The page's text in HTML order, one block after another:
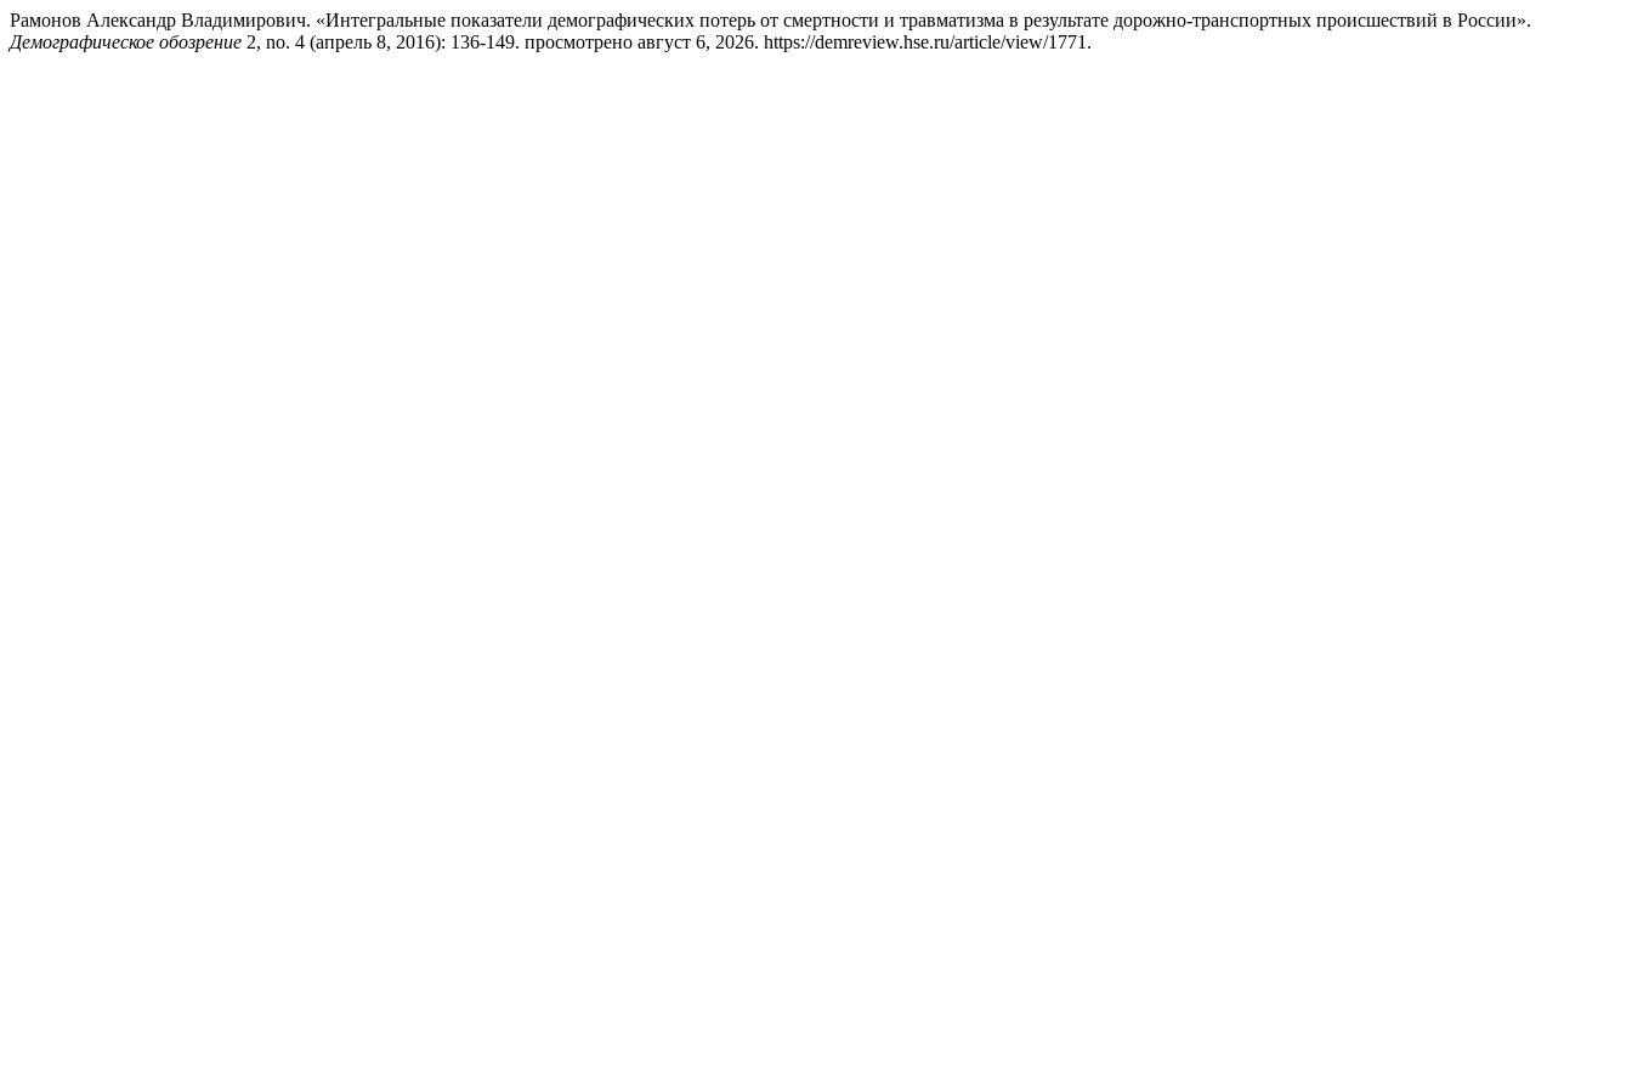
Рамонов Александр Владимирович. «Интегральные показатели демографических потерь от смертности и травматизма в результате дорожно-транспортных происшествий в России».
Демографическое обозрение 2, no. 4 (апрель 8, 2016): 136-149. просмотрено август 6, 2026. https://demreview.hse.ru/article/view/1771.